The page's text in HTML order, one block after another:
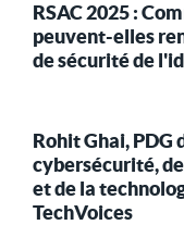
RSAC 2025 :
peuvent-elles
de sécurité de
Rohit Ghai, PDG
cybersécurité,
et de la
TechVoices